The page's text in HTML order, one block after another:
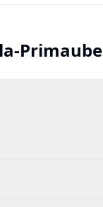
Primaube